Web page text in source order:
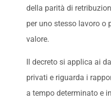
della parità di
per uno stesso lavoro o
valore.
Il decreto si applica ai
privati e riguarda i
a tempo determinato e